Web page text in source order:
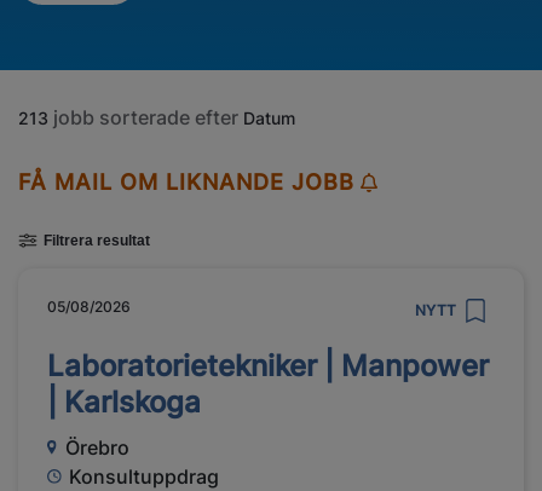
213 jobb sorterade efter Datum
Filtrera resultat
FÅ MAIL OM LIKNANDE JOBB
05/08/2026 NYTT
Laboratorietekniker | Manpower
| Karlskoga
Örebro
Konsultuppdrag